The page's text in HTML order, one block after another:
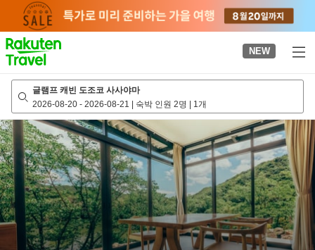
page
NEW
글램프 캐빈 도조코 사사야마
2026-08-20 - 2026-08-21 | 숙박 인원 2명 | 1개